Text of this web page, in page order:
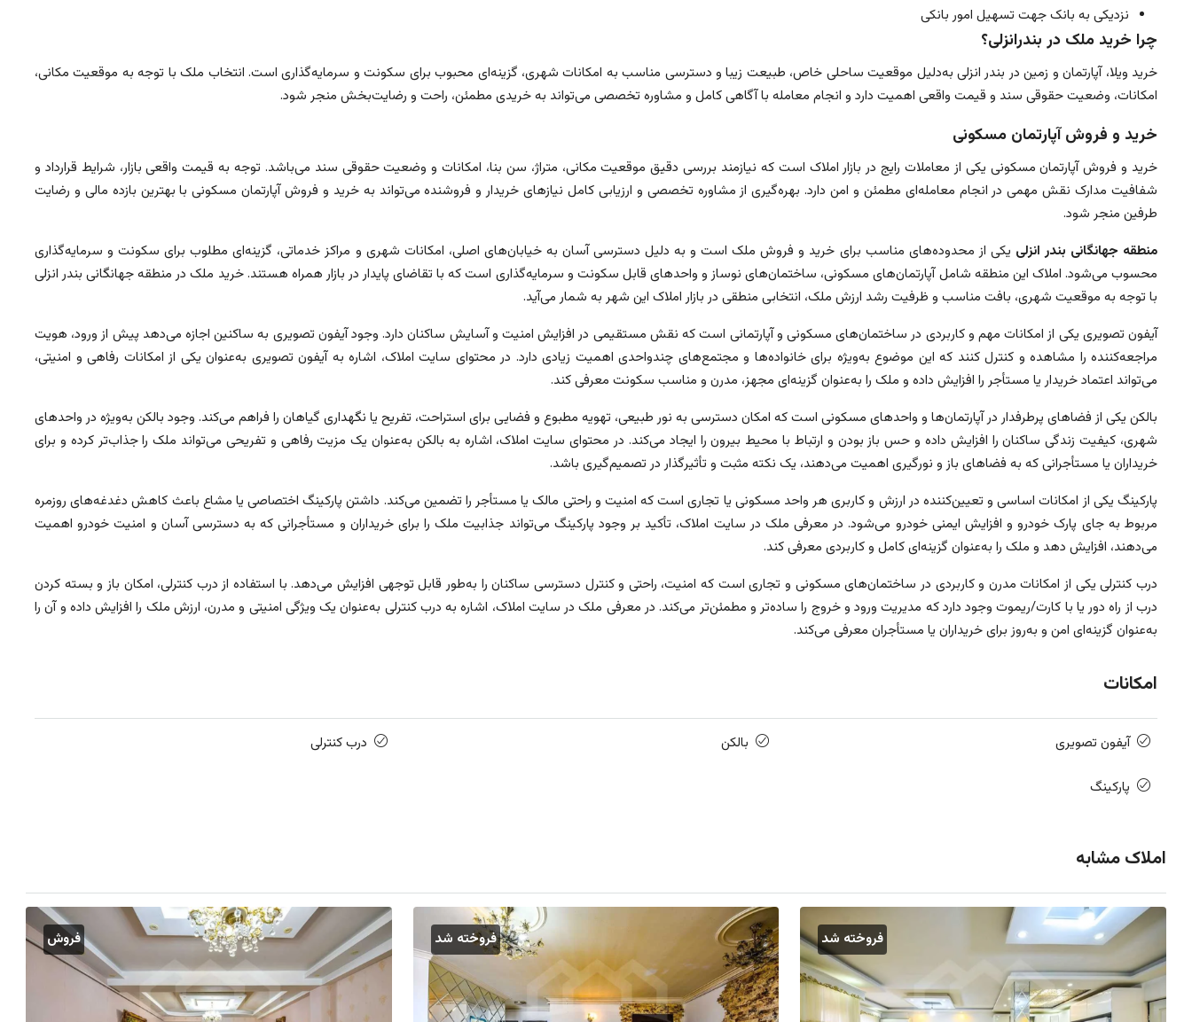
نزدیکی به بانک جهت تسهیل امور بانکی
چرا خرید ملک در بندرانزلی؟
خرید ویلا، آپارتمان و زمین در بندر انزلی به‌دلیل موقعیت ساحلی خاص، طبیعت زیبا و دسترسی مناسب به امکانات شهری، گزینه‌ای محبوب برای سکونت و سرمایه‌گذاری است. انتخاب ملک با توجه به موقعیت مکانی،
امکانات، وضعیت حقوقی سند و قیمت واقعی اهمیت دارد و انجام معامله با آگاهی کامل و مشاوره تخصصی می‌تواند به خریدی مطمئن، راحت و رضایت‌بخش منجر شود.
خرید و فروش آپارتمان مسکونی
خرید و فروش آپارتمان مسکونی یکی از معاملات رایج در بازار املاک است که نیازمند بررسی دقیق موقعیت مکانی، متراژ، سن بنا، امکانات و وضعیت حقوقی سند می‌باشد. توجه به قیمت واقعی بازار، شرایط قرارداد و
شفافیت مدارک نقش مهمی در انجام معامله‌ای مطمئن و امن دارد. بهره‌گیری از مشاوره تخصصی و ارزیابی کامل نیازهای خریدار و فروشنده می‌تواند به خرید و فروش آپارتمان مسکونی با بهترین بازده مالی و رضایت
طرفین منجر شود.
منطقه جهانگانی بندر انزلی یکی از محدوده‌های مناسب برای خرید و فروش ملک است و به دلیل دسترسی آسان به خیابان‌های اصلی، امکانات شهری و مراکز خدماتی، گزینه‌ای مطلوب برای سکونت و سرمایه‌گذاری
محسوب می‌شود. املاک این منطقه شامل آپارتمان‌های مسکونی، ساختمان‌های نوساز و واحدهای قابل سکونت و سرمایه‌گذاری است که با تقاضای پایدار در بازار همراه هستند. خرید ملک در منطقه جهانگانی بندر انزلی
با توجه به موقعیت شهری، بافت مناسب و ظرفیت رشد ارزش ملک، انتخابی منطقی در بازار املاک این شهر به شمار می‌آید.
آیفون تصویری یکی از امکانات مهم و کاربردی در ساختمان‌های مسکونی و آپارتمانی است که نقش مستقیمی در افزایش امنیت و آسایش ساکنان دارد. وجود آیفون تصویری به ساکنین اجازه می‌دهد پیش از ورود، هویت
مراجعه‌کننده را مشاهده و کنترل کنند که این موضوع به‌ویژه برای خانواده‌ها و مجتمع‌های چندواحدی اهمیت زیادی دارد. در محتوای سایت املاک، اشاره به آیفون تصویری به‌عنوان یکی از امکانات رفاهی و امنیتی،
می‌تواند اعتماد خریدار یا مستأجر را افزایش داده و ملک را به‌عنوان گزینه‌ای مجهز، مدرن و مناسب سکونت معرفی کند.
بالکن یکی از فضاهای پرطرفدار در آپارتمان‌ها و واحدهای مسکونی است که امکان دسترسی به نور طبیعی، تهویه مطبوع و فضایی برای استراحت، تفریح یا نگهداری گیاهان را فراهم می‌کند. وجود بالکن به‌ویژه در واحدهای
شهری، کیفیت زندگی ساکنان را افزایش داده و حس باز بودن و ارتباط با محیط بیرون را ایجاد می‌کند. در محتوای سایت املاک، اشاره به بالکن به‌عنوان یک مزیت رفاهی و تفریحی می‌تواند ملک را جذاب‌تر کرده و برای
خریداران یا مستأجرانی که به فضاهای باز و نورگیری اهمیت می‌دهند، یک نکته مثبت و تأثیرگذار در تصمیم‌گیری باشد.
پارکینگ یکی از امکانات اساسی و تعیین‌کننده در ارزش و کاربری هر واحد مسکونی یا تجاری است که امنیت و راحتی مالک یا مستأجر را تضمین می‌کند. داشتن پارکینگ اختصاصی یا مشاع باعث کاهش دغدغه‌های روزمره
مربوط به جای پارک خودرو و افزایش ایمنی خودرو می‌شود. در معرفی ملک در سایت املاک، تأکید بر وجود پارکینگ می‌تواند جذابیت ملک را برای خریداران و مستأجرانی که به دسترسی آسان و امنیت خودرو اهمیت
می‌دهند، افزایش دهد و ملک را به‌عنوان گزینه‌ای کامل و کاربردی معرفی کند.
درب کنترلی یکی از امکانات مدرن و کاربردی در ساختمان‌های مسکونی و تجاری است که امنیت، راحتی و کنترل دسترسی ساکنان را به‌طور قابل توجهی افزایش می‌دهد. با استفاده از درب کنترلی، امکان باز و بسته کردن
درب از راه دور یا با کارت/ریموت وجود دارد که مدیریت ورود و خروج را ساده‌تر و مطمئن‌تر می‌کند. در معرفی ملک در سایت املاک، اشاره به درب کنترلی به‌عنوان یک ویژگی امنیتی و مدرن، ارزش ملک را افزایش داده و آن را
به‌عنوان گزینه‌ای امن و به‌روز برای خریداران یا مستأجران معرفی می‌کند.
امکانات
آیفون تصویری بالکن درب کنترلی
پارکینگ
املاک مشابه
فروخته شد فروخته شد فروش